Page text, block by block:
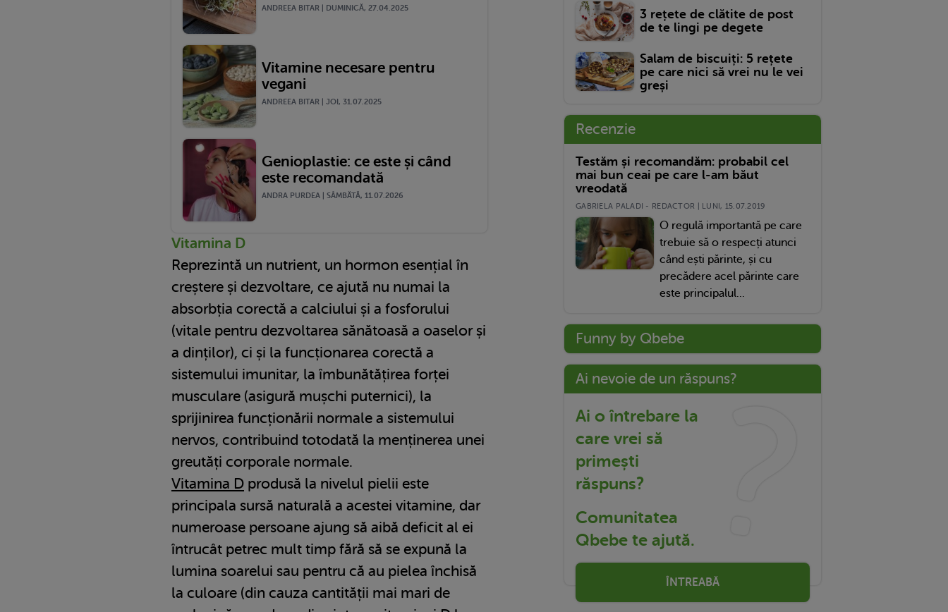
ANDREEA BITAR | DUMINICĂ, 27.04.2025
Vitamine necesare pentru
vegani
ANDREEA BITAR | JOI, 31.07.2025
Genioplastie: ce este și când
este recomandată
ANDRA PURDEA | SÂMBĂTĂ, 11.07.2026
Vitamina D
Reprezintă un nutrient, un hormon esențial în
creștere și dezvoltare, ce ajută nu numai la
absorbția corectă a calciului și a fosforului
(vitale pentru dezvoltarea sănătoasă a oaselor și
a dinților), ci și la funcționarea corectă a
sistemului imunitar, la îmbunătățirea forței
musculare (asigură mușchi puternici), la
sprijinirea funcționării normale a sistemului
nervos, contribuind totodată la menținerea unei
greutăți corporale normale.
Vitamina D produsă la nivelul pielii este
principala sursă naturală a acestei vitamine, dar
numeroase persoane ajung să aibă deficit al ei
întrucât petrec mult timp fără să se expună la
lumina soarelui sau pentru că au pielea închisă
la culoare (din cauza cantității mai mari de
3 rețete de clătite de post
de te lingi pe degete
Salam de biscuiți: 5 rețete
pe care nici să vrei nu le vei
greși
Recenzie
Testăm și recomandăm: probabil cel
mai bun ceai pe care l-am băut
vreodată
GABRIELA PALADI - REDACTOR | LUNI, 15.07.2019
O regulă importantă pe care
trebuie să o respecți atunci
când ești părinte, și cu
precădere acel părinte care
este principalul...
Funny by Qbebe
Ai nevoie de un răspuns?
Ai o întrebare la
care vrei să
primești
răspuns?
Comunitatea
Qbebe te ajută.
ÎNTREABĂ